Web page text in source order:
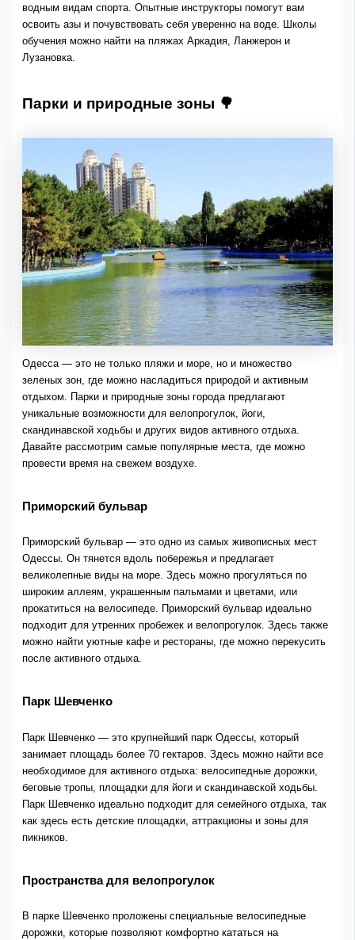
водным видам спорта. Опытные инструкторы помогут вам
освоить азы и почувствовать себя уверенно на воде. Школы
обучения можно найти на пляжах Аркадия, Ланжерон и
Лузановка.
Парки и природные зоны 🌳
Одесса — это не только пляжи и море, но и множество
зеленых зон, где можно насладиться природой и активным
отдыхом. Парки и природные зоны города предлагают
уникальные возможности для велопрогулок, йоги,
скандинавской ходьбы и других видов активного отдыха.
Давайте рассмотрим самые популярные места, где можно
провести время на свежем воздухе.
Приморский бульвар
Приморский бульвар — это одно из самых живописных мест
Одессы. Он тянется вдоль побережья и предлагает
великолепные виды на море. Здесь можно прогуляться по
широким аллеям, украшенным пальмами и цветами, или
прокатиться на велосипеде. Приморский бульвар идеально
подходит для утренних пробежек и велопрогулок. Здесь также
можно найти уютные кафе и рестораны, где можно перекусить
после активного отдыха.
Парк Шевченко
Парк Шевченко — это крупнейший парк Одессы, который
занимает площадь более 70 гектаров. Здесь можно найти все
необходимое для активного отдыха: велосипедные дорожки,
беговые тропы, площадки для йоги и скандинавской ходьбы.
Парк Шевченко идеально подходит для семейного отдыха, так
как здесь есть детские площадки, аттракционы и зоны для
пикников.
Пространства для велопрогулок
В парке Шевченко проложены специальные велосипедные
дорожки, которые позволяют комфортно кататься на